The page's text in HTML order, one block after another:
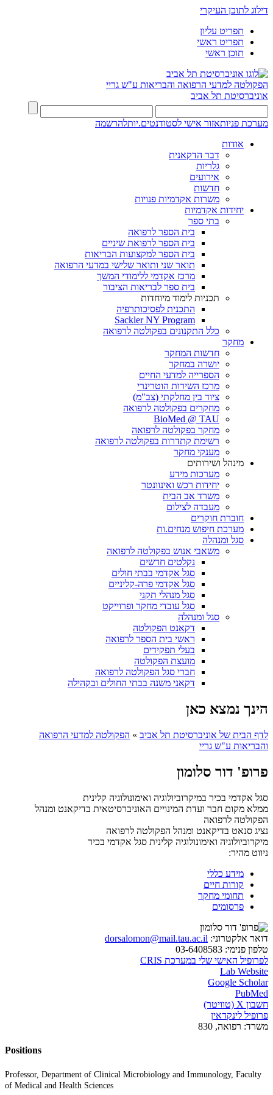
דילוג לתוכן העיקרי
תפריט עליון
תפריט ראשי
תוכן ראשי
הפקולטה למדעי הרפואה והבריאות ע"ש גריי
אוניברסיטת תל אביב
מערכת פניותאזור אישי לסטודנטים.יותלהרשמה
אודות
דבר הדקאנית
גלריות
אירועים
חדשות
משרות אקדמיות פנויות
יחידות אקדמיות
בתי ספר
בית הספר לרפואה
בית הספר לרפואת שיניים
בית הספר למקצועות הבריאות
תואר שני ותואר שלישי במדעי הרפואה
מרכז אקדמי ללימודי המשך
בית ספר לבריאות הציבור
תכניות לימוד מיוחדות
התכנית לפסיכותרפיה
Sackler NY Program
כלל התקנונים בפקולטה לרפואה
מחקר
חדשות המחקר
יושרה במחקר
הספרייה למדעי החיים
מרכז השירות הוטרינרי
ציוד בין מחלקתי (צב"מ)
מחקרים בפקולטה לרפואה
BioMed @ TAU
מחקר בפקולטה לרפואה
רשימת קתדרות בפקולטה לרפואה
מענקי מחקר
מינהל ושירותים
מערכות מידע
יחידות רכש ואינוונטר
משרד אב הבית
מעבדה לצילום
חוברת חוקרים
מערכת חיפוש מנחים.ות
סגל ומנהלה
משאבי אנוש בפקולטה לרפואה
נקלטים חדשים
סגל אקדמי בבתי חולים
סגל אקדמי פרה-קליניים
סגל מנהלי תקני
סגל עובדי מחקר ופרוייקט
סגל ומנהלה
דקאנט הפקולטה
ראשי בית הספר לרפואה
בעלי תפקידים
מועצת הפקולטה
חברי סגל הפקולטה לרפואה
דקאני משנה בבתי החולים ובקהילה
הינך נמצא כאן
לדף הבית של אוניברסיטת תל אביב » הפקולטה למדעי הרפואה
והבריאות ע"ש גריי
פרופ' דור סלומון
סגל אקדמי בכיר במיקרוביולוגיה ואימונולוגיה קלינית
ממלא מקום חבר ועדת המינויים האוניברסיטאית בדיקאנט ומנהל
הפקולטה לרפואה
נציג סנאט בדיקאנט ומנהל הפקולטה לרפואה
מיקרוביולוגיה ואימונולוגיה קלינית סגל אקדמי בכיר
ניווט מהיר:
מידע כללי
קורות חיים
תחומי מחקר
פרסומים
דואר אלקטרוני: dorsalomon@mail.tau.ac.il
טלפון פנימי:
לפרופיל האישי שלי במערכת CRIS
Lab Website
Google Scholar
PubMed
חשבון X (טוויטר)
פרופיל לינקדאין
משרד: רפואה, 830
Positions
Professor, Department of Clinical Microbiology and Immunology, Faculty
of Medical and Health Sciences